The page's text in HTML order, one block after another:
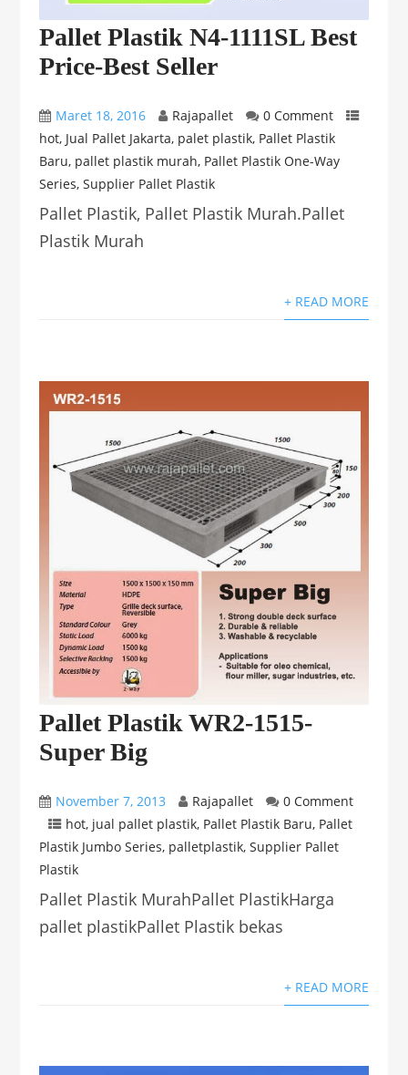
Pallet Plastik N4-1111SL Best
Price-Best Seller
Maret 18, 2016 Rajapallet
0 Comment
hot, Jual Pallet Jakarta, palet plastik, Pallet Plastik
Baru, pallet plastik murah, Pallet Plastik One-Way
Series, Supplier Pallet Plastik
Pallet Plastik, Pallet Plastik Murah.Pallet
Plastik Murah
+ READ MORE
Pallet Plastik WR2-1515-
Super Big
November 7, 2013 Rajapallet
0 Comment
hot, jual pallet plastik, Pallet Plastik Baru, Pallet
Plastik Jumbo Series, palletplastik, Supplier Pallet
Plastik
Pallet Plastik MurahPallet PlastikHarga
pallet plastikPallet Plastik bekas
+ READ MORE